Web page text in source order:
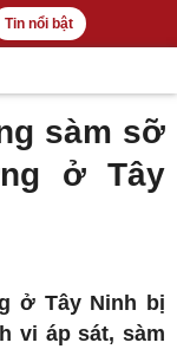
Tin nổi bật
sàm sỡ
ở Tây
ở Tây Ninh bị
vi áp sát, sàm